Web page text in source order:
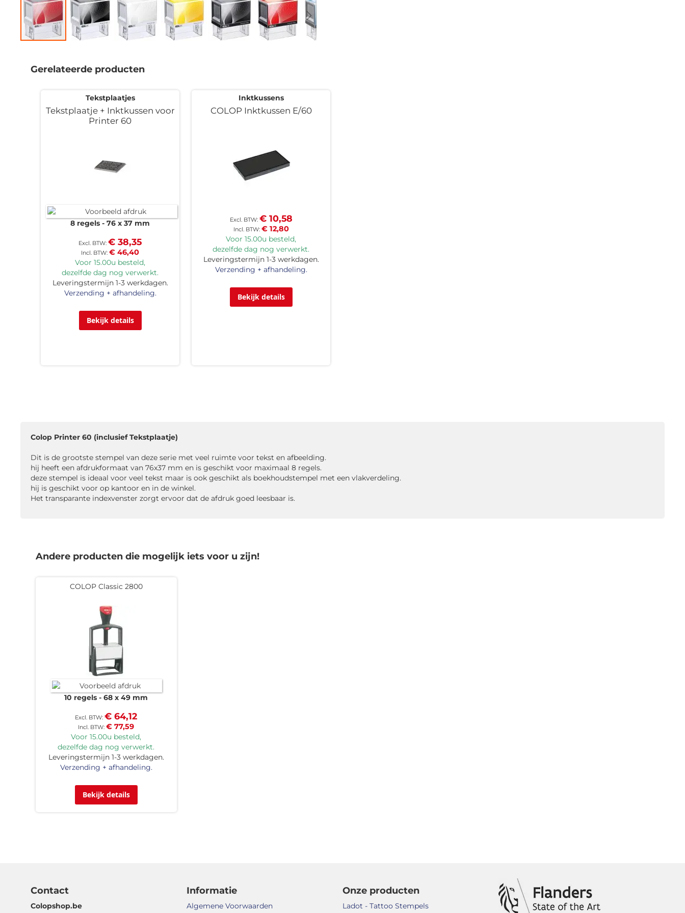
het
afbeeldingen-
Gerelateerde producten
Tekstplaatjes
Tekstplaatje + Inktkussen voor
Printer 60
8 regels 76 x 37 mm
€ 46,40
€ 38,35
Voor 15.00u besteld,
dezelfde dag nog verwerkt.
Leveringstermijn 1-3 werkdagen.
Verzending + afhandeling.
Bekijk details
Inktkussens
COLOP Inktkussen E/60
€ 12,80
€ 10,58
Voor 15.00u besteld,
dezelfde dag nog verwerkt.
Leveringstermijn 1-3 werkdagen.
Verzending + afhandeling.
Bekijk details
Colop Printer 60 (inclusief Tekstplaatje)
Dit is de grootste stempel van deze serie met veel ruimte voor tekst en afbeelding.
hij heeft een afdrukformaat van 76x37 mm en is geschikt voor maximaal 8 regels.
deze stempel is ideaal voor veel tekst maar is ook geschikt als boekhoudstempel met een vlakverdeling.
hij is geschikt voor op kantoor en in de winkel.
Het transparante indexvenster zorgt ervoor dat de afdruk goed leesbaar is.
Andere producten die mogelijk iets voor u zijn!
COLOP Classic 2800
10 regels 68 x 49 mm
€ 77,59
€ 64,12
Voor 15.00u besteld,
dezelfde dag nog verwerkt.
Leveringstermijn 1-3 werkdagen.
Verzending + afhandeling.
Bekijk details
Contact
Colopshop.be
Informatie
Algemene Voorwaarden
Onze producten
Ladot - Tattoo Stempels